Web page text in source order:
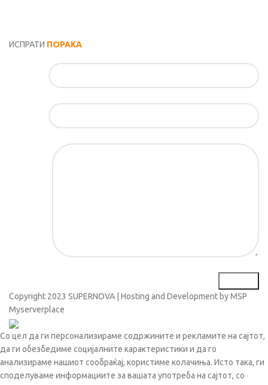
ИСПРАТИ ПОРАКА
Copyright 2023 SUPERNOVA | Hosting and Development by MSP
Myserverplace
Со цел да ги персонализираме содржините и рекламите на сајтот,
да ги обезбедиме социјалните карактеристики и да го
анализираме нашиот сообраќај, користиме колачиња. Исто така, ги
споделуваме информациите за вашата употреба на сајтот, со